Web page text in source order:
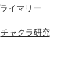
イマリー
チャクラ研究